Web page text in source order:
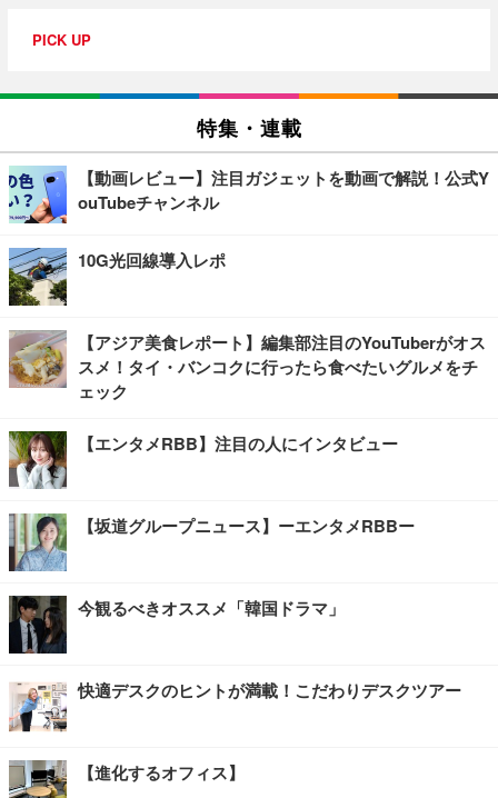
PICK UP
特集・連載
【動画レビュー】注目ガジェットを動画で解説！公式Y
ouTubeチャンネル
10G光回線導入レポ
【アジア美食レポート】編集部注目のYouTuberがオス
スメ！タイ・バンコクに行ったら食べたいグルメをチ
ェック
【エンタメRBB】注目の人にインタビュー
【坂道グループニュース】ーエンタメRBBー
今観るべきオススメ「韓国ドラマ」
快適デスクのヒントが満載！こだわりデスクツアー
【進化するオフィス】